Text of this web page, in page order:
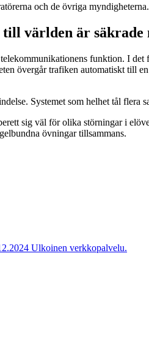
och de övriga myndigheterna.
världen är
funktion. I
övergår trafiken automatiskt till
Systemet som helhet tål flera
sig väl för olika störningar i
övningar tillsammans.
Ulkoinen verkkopalvelu.